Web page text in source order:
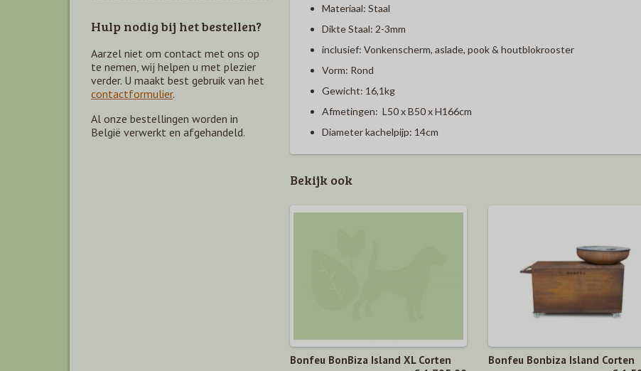
Materiaal: Staal
Dikte Staal: 2-3mm
inclusief: Vonkenscherm, aslade, pook & houtblokrooster
Vorm: Rond
Gewicht: 16,1kg
Afmetingen: L50 x B50 x H166cm
Diameter kachelpijp: 14cm
Bekijk ook
Bonfeu BonBiza Island XL Corten
Bonfeu Bonbiza Island Corten
Hulp nodig bij het bestellen?
Aarzel niet om contact met ons op
te nemen, wij helpen u met plezier
verder. U maakt best gebruik van het
contactformulier.
Al onze bestellingen worden in
België verwerkt en afgehandeld.